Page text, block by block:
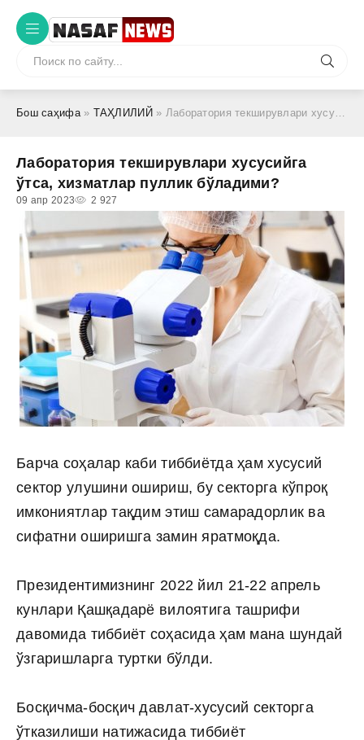
Бош саҳифа» ТАҲЛИЛИЙ » Лаборатория текширувлари хусусийга ўтса, хизматлар пуллик бўладими?
Лаборатория текширувлари хусусийга
ўтса, хизматлар пуллик бўладими?
09 апр 2023 2 927
Барча соҳалар каби тиббиётда ҳам хусусий
сектор улушини ошириш, бу секторга кўпроқ
имкониятлар тақдим этиш самарадорлик ва
сифатни оширишга замин яратмоқда.
Президентимизнинг 2022 йил 21-22 апрель
кунлари Қашқадарё вилоятига ташрифи
давомида тиббиёт соҳасида ҳам мана шундай
ўзгаришларга туртки бўлди.
Босқичма-босқич давлат-хусусий секторга
ўтказилиши натижасида тиббиёт